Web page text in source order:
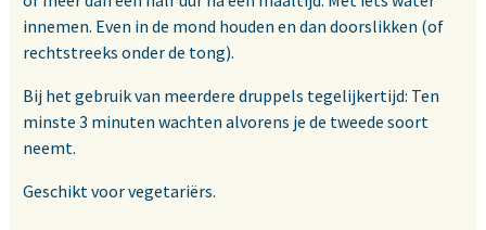
innemen. Even in de mond houden en dan doorslikken (of
rechtstreeks onder de tong).
Bij het gebruik van meerdere druppels tegelijkertijd: Ten
minste 3 minuten wachten alvorens je de tweede soort
neemt.
Geschikt voor vegetariërs.